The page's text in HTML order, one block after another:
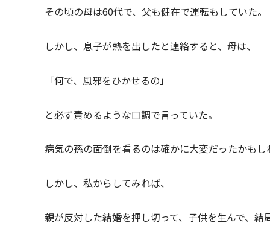
その頃の母は60代で、父も健在で運転もしていた。
しかし、息子が熱を出したと連絡すると、母は、
「何で、風邪をひかせるの」
と必ず責めるような口調で言っていた。
病気の孫の面倒を看るのは確かに大変だったかもし
しかし、私からしてみれば、
親が反対した結婚を押し切って、子供を生んで、結